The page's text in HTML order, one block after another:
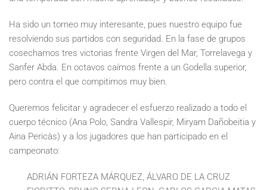
Ha sido un torneo muy interesante, pues nuestro equipo fue
resolviendo sus partidos con seguridad. En la fase de grupos
cosechamos tres victorias frente Virgen del Mar, Torrelavega y
Sanfer Abda. En octavos caímos frente a un Godella superior,
pero contra el que compitimos muy bien.
Queremos felicitar y agradecer el esfuerzo realizado a todo el
cuerpo técnico (Ana Polo, Sandra Vallespir, Miryam Dañobeitia y
Aina Pericàs) y a los jugadores que han participado en el
campeonato:
ADRIÁN FORTEZA MÁRQUEZ, ÁLVARO DE LA CRUZ